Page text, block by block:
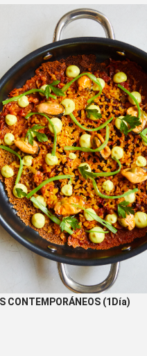
CONTEMPORÁNEOS (1Día)